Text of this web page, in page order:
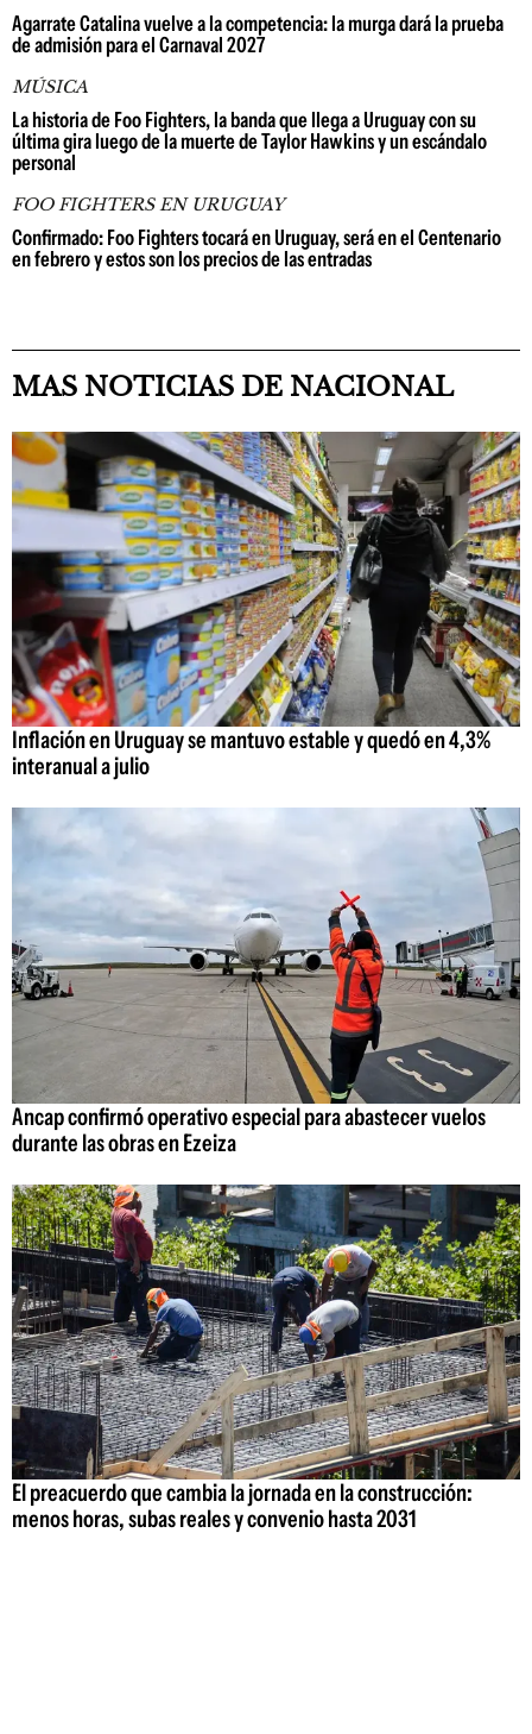
Agarrate Catalina vuelve a la competencia: la murga dará la prueba
de admisión para el Carnaval 2027
MÚSICA
La historia de Foo Fighters, la banda que llega a Uruguay con su
última gira luego de la muerte de Taylor Hawkins y un escándalo
personal
FOO FIGHTERS EN URUGUAY
Confirmado: Foo Fighters tocará en Uruguay, será en el Centenario
en febrero y estos son los precios de las entradas
MAS NOTICIAS DE NACIONAL
Inflación en Uruguay se mantuvo estable y quedó en 4,3%
interanual a julio
Ancap confirmó operativo especial para abastecer vuelos
durante las obras en Ezeiza
El preacuerdo que cambia la jornada en la construcción:
menos horas, subas reales y convenio hasta 2031